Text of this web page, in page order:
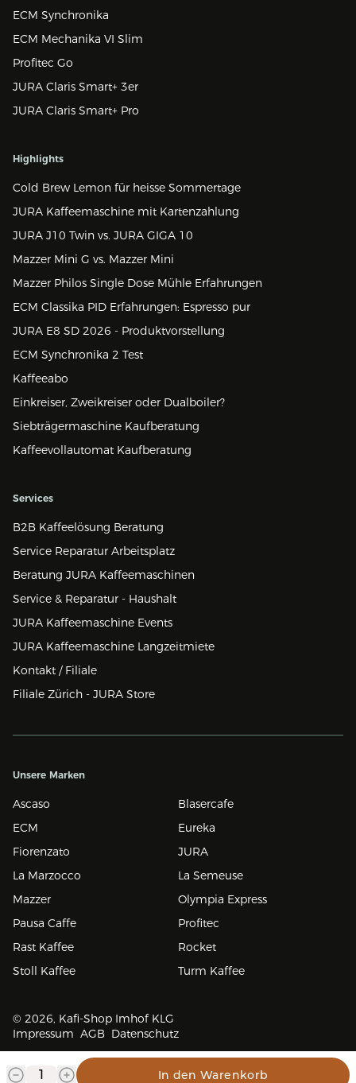
In den Warenkorb
ECM Synchronika
ECM Mechanika VI Slim
Profitec Go
JURA Claris Smart+ 3er
JURA Claris Smart+ Pro
Highlights
Cold Brew Lemon für heisse Sommertage
JURA Kaffeemaschine mit Kartenzahlung
JURA J10 Twin vs. JURA GIGA 10
Mazzer Mini G vs. Mazzer Mini
Mazzer Philos Single Dose Mühle Erfahrungen
ECM Classika PID Erfahrungen: Espresso pur
JURA E8 SD 2026 - Produktvorstellung
ECM Synchronika 2 Test
Kaffeeabo
Einkreiser, Zweikreiser oder Dualboiler?
Siebträgermaschine Kaufberatung
Kaffeevollautomat Kaufberatung
Services
B2B Kaffeelösung Beratung
Service Reparatur Arbeitsplatz
Beratung JURA Kaffeemaschinen
Service & Reparatur - Haushalt
JURA Kaffeemaschine Events
JURA Kaffeemaschine Langzeitmiete
Kontakt / Filiale
Filiale Zürich - JURA Store
Unsere Marken
Ascaso
Blasercafe
ECM
Eureka
Fiorenzato
JURA
La Marzocco
La Semeuse
Mazzer
Olympia Express
Pausa Caffe
Profitec
Rast Kaffee
Rocket
Stoll Kaffee
Turm Kaffee
© 2026, Kafi-Shop Imhof KLG
Impressum AGB Datenschutz